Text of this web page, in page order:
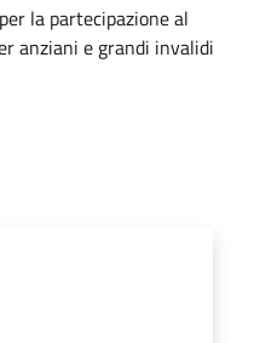
la partecipazione al
anziani e grandi invalidi